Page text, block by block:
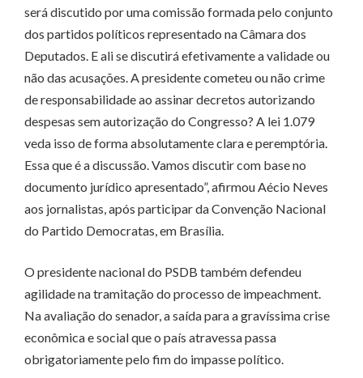
será discutido por uma comissão formada pelo conjunto
dos partidos políticos representado na Câmara dos
Deputados. E ali se discutirá efetivamente a validade ou
não das acusações. A presidente cometeu ou não crime
de responsabilidade ao assinar decretos autorizando
despesas sem autorização do Congresso? A lei 1.079
veda isso de forma absolutamente clara e peremptória.
Essa que é a discussão. Vamos discutir com base no
documento jurídico apresentado”, afirmou Aécio Neves
aos jornalistas, após participar da Convenção Nacional
do Partido Democratas, em Brasília.
O presidente nacional do PSDB também defendeu
agilidade na tramitação do processo de impeachment.
Na avaliação do senador, a saída para a gravíssima crise
econômica e social que o país atravessa passa
obrigatoriamente pelo fim do impasse político.